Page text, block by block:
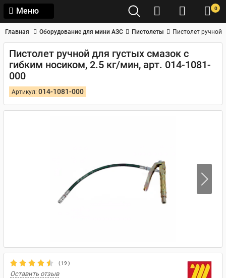
Меню 0
Главная Оборудование для мини АЗС Пистолеты Пистолет ручной
Пистолет ручной для густых смазок с
гибким носиком, 2.5 кг/мин, арт. 014-1081-
000
Артикул: 014-1081-000
(19 )
Оставить отзыв